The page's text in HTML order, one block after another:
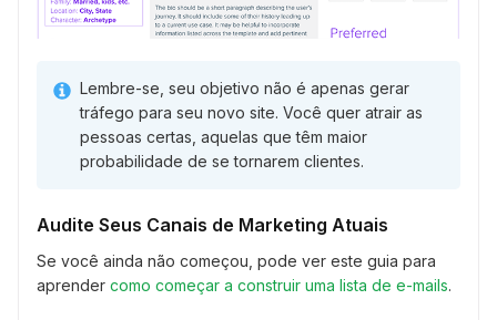
Lembre-se, seu objetivo não é apenas gerar
tráfego para seu novo site. Você quer atrair as
pessoas certas, aquelas que têm maior
probabilidade de se tornarem clientes.
Audite Seus Canais de Marketing Atuais
Se você ainda não começou, pode ver este guia para
aprender como começar a construir uma lista de e-mails.